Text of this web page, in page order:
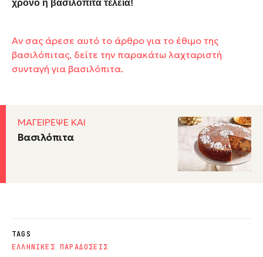
χρόνο η βασιλόπιτα τέλεια!
Αν σας άρεσε αυτό το άρθρο για το έθιμο της
βασιλόπιτας, δείτε την παρακάτω λαχταριστή
συνταγή για βασιλόπιτα.
ΜΑΓΕΙΡΕΨΕ ΚΑΙ
Βασιλόπιτα
TAGS
ΕΛΛΗΝΙΚΕΣ ΠΑΡΑΔΟΣΕΙΣ